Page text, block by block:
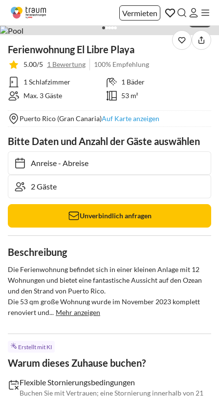
Vermieten
Ferienwohnung El Libre Playa
5.00/5 1 Bewertung 100% Empfehlung
1 Schlafzimmer
1 Bäder
Max. 3 Gäste
53 m²
Puerto Rico (Gran Canaria)Auf Karte anzeigen
Bitte Daten und Anzahl der Gäste auswählen
Anreise- Abreise
Unverbindlich anfragen
Beschreibung
Die Ferienwohnung befindet sich in einer kleinen Anlage mit 12
Wohnungen und bietet eine fantastische Aussicht auf den Ozean
und den Strand von Puerto Rico.
Die 53 qm große Wohnung wurde im November 2023 komplett
renoviert und... Mehr anzeigen
Erstellt mit KI
Warum dieses Zuhause buchen?
Flexible Stornierungsbedingungen
Buchen Sie mit Vertrauen; eine Stornierung innerhalb von 21